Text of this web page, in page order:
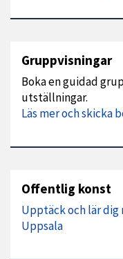
Gruppvisningar
Boka en guidad
utställningar.
Läs mer och skicka
Offentlig konst
Upptäck och lär
Uppsala